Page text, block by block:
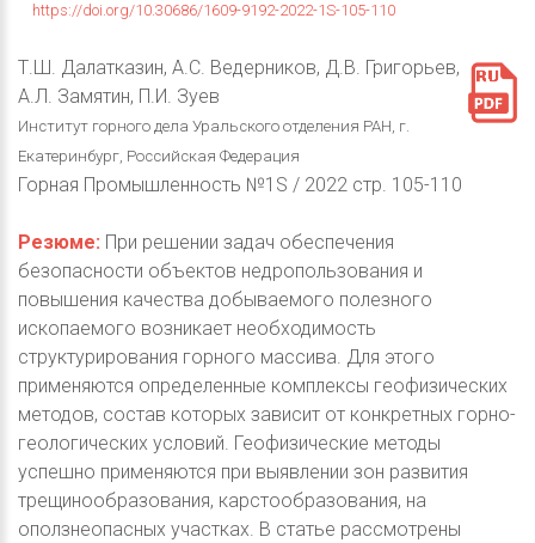
https://doi.org/10.30686/1609-9192-2022-1S-105-110
Т.Ш. Далатказин, А.С. Ведерников, Д.В. Григорьев,
А.Л. Замятин, П.И. Зуев
Институт горного дела Уральского отделения РАН, г.
Екатеринбург, Российская Федерация
Горная Промышленность №1S / 2022 стр. 105-110
Резюме: При решении задач обеспечения
безопасности объектов недропользования и
повышения качества добываемого полезного
ископаемого возникает необходимость
структурирования горного массива. Для этого
применяются определенные комплексы геофизических
методов, состав которых зависит от конкретных горно-
геологических условий. Геофизические методы
успешно применяются при выявлении зон развития
трещинообразования, карстообразования, на
оползнеопасных участках. В статье рассмотрены